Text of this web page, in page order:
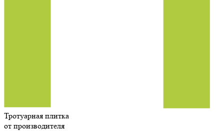
Тротуарная плитка
от производителя